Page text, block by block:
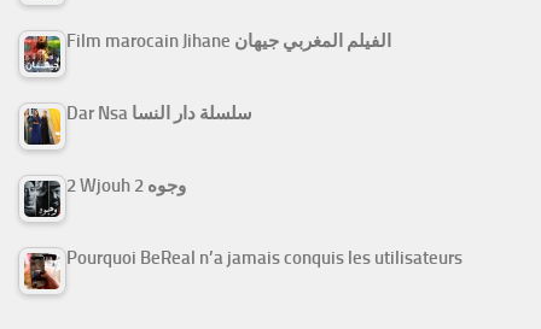
Film marocain Jihane الفيلم المغربي جيهان
Dar Nsa سلسلة دار النسا
2 Wjouh 2 وجوه
Pourquoi BeReal n’a jamais conquis les utilisateurs